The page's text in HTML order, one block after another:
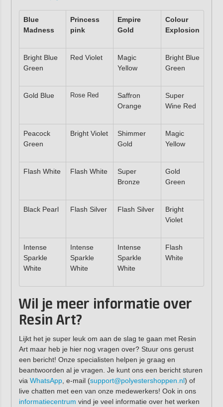
Blue
Madness
Princess
pink
Empire
Gold
Colour
Explosion
Bright Blue
Green
Red Violet
Magic
Yellow
Bright Blue
Green
Gold Blue Rose Red
Saffron
Orange
Super
Wine Red
Peacock
Green
Bright Violet
Shimmer
Gold
Magic
Yellow
Flash White Flash White
Super
Bronze
Gold
Green
Black Pearl Flash Silver Flash Silver
Bright
Violet
Intense
Sparkle
White
Intense
Sparkle
White
Intense
Sparkle
White
Flash
White
Wil je meer informatie over
Resin Art?
Lijkt het je super leuk om aan de slag te gaan met Resin
Art maar heb je hier nog vragen over? Stuur ons gerust
een bericht! Onze specialisten helpen je graag en
beantwoorden al je vragen. Je kunt ons een bericht sturen
via WhatsApp, e-mail (support@polyestershoppen.nl) of
live chatten met een van onze medewerkers! Ook in ons
informatiecentrum vind je veel informatie over het werken